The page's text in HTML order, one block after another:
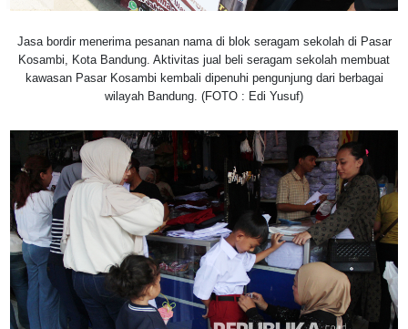
Jasa bordir menerima pesanan nama di blok seragam sekolah di Pasar
Kosambi, Kota Bandung. Aktivitas jual beli seragam sekolah membuat
kawasan Pasar Kosambi kembali dipenuhi pengunjung dari berbagai
wilayah Bandung. (FOTO : Edi Yusuf)